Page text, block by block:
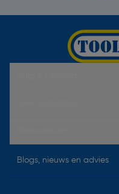
Blogs, nieuws en advies